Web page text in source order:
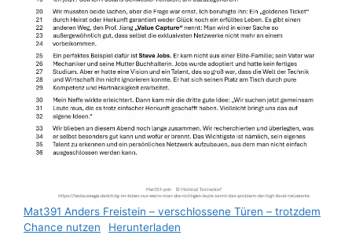
Mat391 Anders Freistein – verschlossene Türen – trotzdem
Chance nutzen
Herunterladen